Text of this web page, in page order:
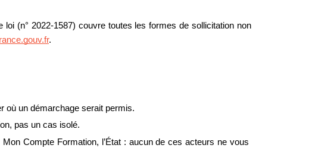
(n° 2022-1587) couvre toutes les formes de sollicitation non
.
où un démarchage serait permis.
pas un cas isolé.
Compte Formation, l’État : aucun de ces acteurs ne vous